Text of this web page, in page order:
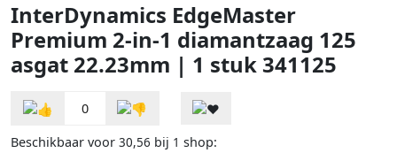
InterDynamics EdgeMaster
Premium 2-in-1 diamantzaag 125
asgat 22.23mm | 1 stuk 341125
0
Beschikbaar voor 30,56 bij 1 shop: